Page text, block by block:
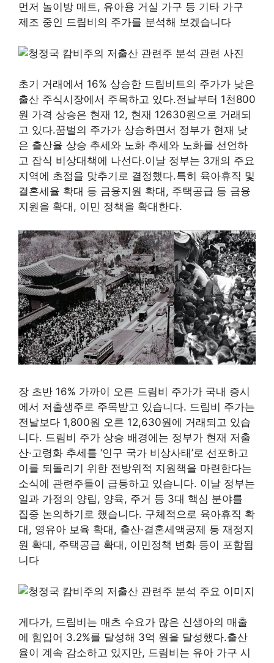
먼저 놀이방 매트, 유아용 거실 가구 등 기타 가구
제조 중인 드림비의 주가를 분석해 보겠습니다
초기 거래에서 16% 상승한 드림비트의 주가가 낮은
출산 주식시장에서 주목하고 있다.전날부터 1천800
원 가격 상승은 현재 12, 현재 12630원으로 거래되
고 있다.꿈벌의 주가가 상승하면서 정부가 현재 낮
은 출산율 상승 추세와 노화 추세와 노화를 선언하
고 잡식 비상대책에 나선다.이날 정부는 3개의 주요
지역에 초점을 맞추기로 결정했다.특히 육아휴직 및
결혼세율 확대 등 금융지원 확대, 주택공급 등 금융
지원을 확대, 이민 정책을 확대한다.
장 초반 16% 가까이 오른 드림비 주가가 국내 증시
에서 저출생주로 주목받고 있습니다. 드림비 주가는
전날보다 1,800원 오른 12,630원에 거래되고 있습
니다. 드림비 주가 상승 배경에는 정부가 현재 저출
산·고령화 추세를 ‘인구 국가 비상사태’로 선포하고
이를 되돌리기 위한 전방위적 지원책을 마련한다는
소식에 관련주들이 급등하고 있습니다. 이날 정부는
일과 가정의 양립, 양육, 주거 등 3대 핵심 분야를
집중 논의하기로 했습니다. 구체적으로 육아휴직 확
대, 영유아 보육 확대, 출산·결혼세액공제 등 재정지
원 확대, 주택공급 확대, 이민정책 변화 등이 포함됩
니다
게다가, 드림비는 매츠 수요가 많은 신생아의 매출
에 힘입어 3.2%를 달성해 3억 원을 달성했다.출산
율이 계속 감소하고 있지만, 드림비는 유아 가구 시